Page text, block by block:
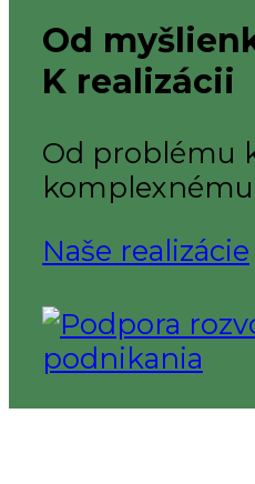
Od
K realizácii
Od problému
Naše realizácie